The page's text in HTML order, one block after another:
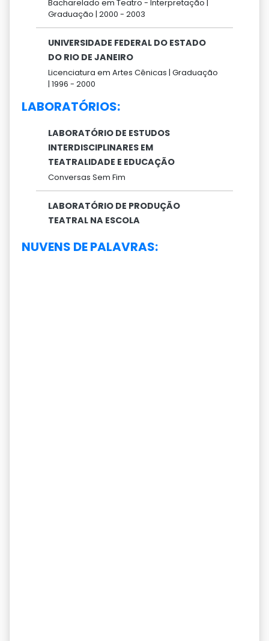
Bacharelado em Teatro - Interpretação |
Graduação | 2000 - 2003
UNIVERSIDADE FEDERAL DO ESTADO
DO RIO DE JANEIRO
Licenciatura em Artes Cênicas | Graduação
| 1996 - 2000
LABORATÓRIOS:
LABORATÓRIO DE ESTUDOS
INTERDISCIPLINARES EM
TEATRALIDADE E EDUCAÇÃO
Conversas Sem Fim
LABORATÓRIO DE PRODUÇÃO
TEATRAL NA ESCOLA
NUVENS DE PALAVRAS: